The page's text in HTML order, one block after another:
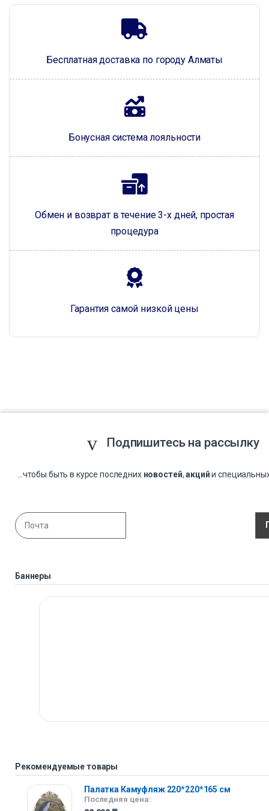
Бесплатная доставка по городу Алматы
Бонусная система лояльности
Обмен и возврат в течение 3-х дней, простая
процедура
Гарантия самой низкой цены
Подпишитесь на рассылку
...чтобы быть в курсе последних новостей,акцийи
Баннеры
Рекомендуемые товары
Палатка Камуфляж 220*220*165 см
Последняя цена: